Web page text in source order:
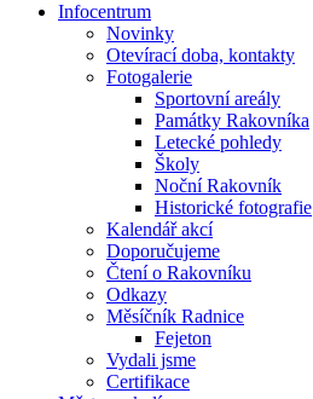
Infocentrum
Novinky
Otevírací doba, kontakty
Fotogalerie
Sportovní areály
Památky Rakovníka
Letecké pohledy
Školy
Noční Rakovník
Historické fotografie
Kalendář akcí
Doporučujeme
Čtení o Rakovníku
Odkazy
Měsíčník Radnice
Fejeton
Vydali jsme
Certifikace